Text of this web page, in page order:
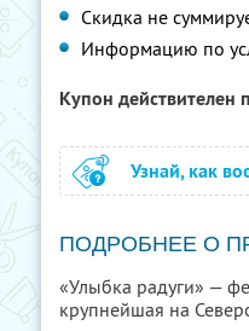
Скидка не
Информацию по
Купон действителен
Узнай, как
ПОДРОБНЕЕ О
«Улыбка радуги» —
крупнейшая на